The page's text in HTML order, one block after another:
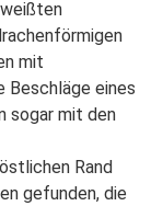
mit
Beschläge eines
sogar mit den
Rand
gefunden, die